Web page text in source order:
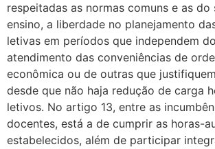
respeitadas as normas comuns e as do
ensino, a liberdade no planejamento
letivas em períodos que independem
atendimento das conveniências de
econômica ou de outras que
desde que não haja redução de carga
letivos. No artigo 13, entre as
docentes, está a de cumprir as horas-
estabelecidos, além de participar